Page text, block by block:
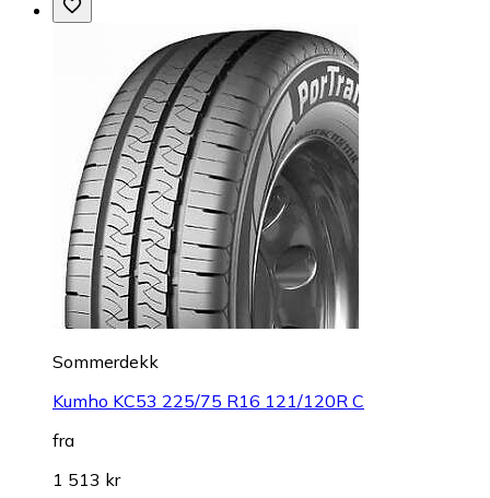
Sommerdekk
Kumho KC53 225/75 R16 121/120R C
fra
1 513 kr